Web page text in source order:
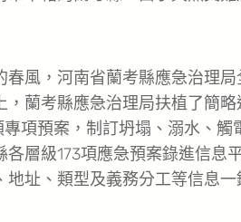
，河南省蘭考縣應急治理局
，蘭考縣應急治理局扶植了簡
專項預案，制訂坍塌、溺水、
各層級173項應急預案錄進信
地址、類型及義務分工等信息